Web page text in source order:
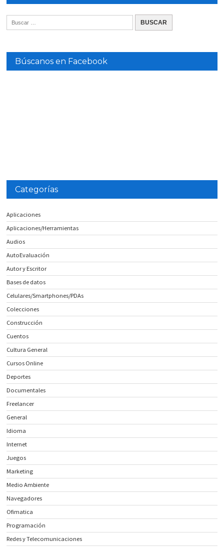
Búscanos en Facebook
Categorías
Aplicaciones
Aplicaciones/Herramientas
Audios
AutoEvaluación
Autor y Escritor
Bases de datos
Celulares/Smartphones/PDAs
Colecciones
Construcción
Cuentos
Cultura General
Cursos Online
Deportes
Documentales
Freelancer
General
Idioma
Internet
Juegos
Marketing
Medio Ambiente
Navegadores
Ofimatica
Programación
Redes y Telecomunicaciones